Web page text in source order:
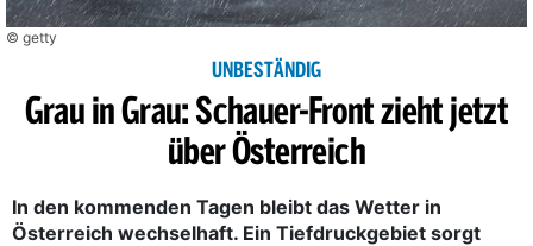
© getty
UNBESTÄNDIG
Grau in Grau: Schauer-Front zieht jetzt
über Österreich
In den kommenden Tagen bleibt das Wetter in
Österreich wechselhaft. Ein Tiefdruckgebiet sorgt